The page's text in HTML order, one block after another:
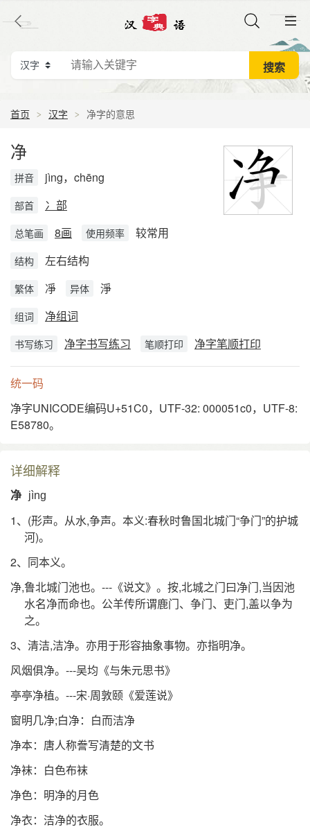
首页 汉字 净字的意思
净
拼音 jìng，chēng
部首 冫部
总笔画 8画 使用频率 较常用
结构 左右结构
繁体 凈 异体 淨
组词 净组词
书写练习 净字书写练习 笔顺打印 净字笔顺打印
统一码
净字UNICODE编码U+51C0，UTF-32: 000051c0，UTF-8:
E58780。
详细解释
净 jìng
1、(形声。从水,争声。本义:春秋时鲁国北城门“争门”的护城
河)。
2、同本义。
净,鲁北城门池也。---《说文》。按,北城之门曰净门,当因池
水名净而命也。公羊传所谓鹿门、争门、吏门,盖以争为
之。
3、清洁,洁净。亦用于形容抽象事物。亦指明净。
风烟俱净。---吴均《与朱元思书》
亭亭净植。---宋·周敦颐《爱莲说》
窗明几净;白净：白而洁净
净本：唐人称誊写清楚的文书
净袜：白色布袜
净色：明净的月色
净衣：洁净的衣服。